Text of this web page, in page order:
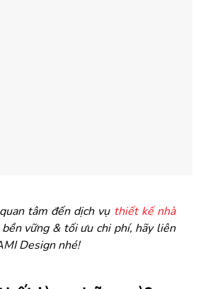
tâm đến dịch vụ thiết kế nhà
vững & tối ưu chi phí, hãy liên
Design nhé!